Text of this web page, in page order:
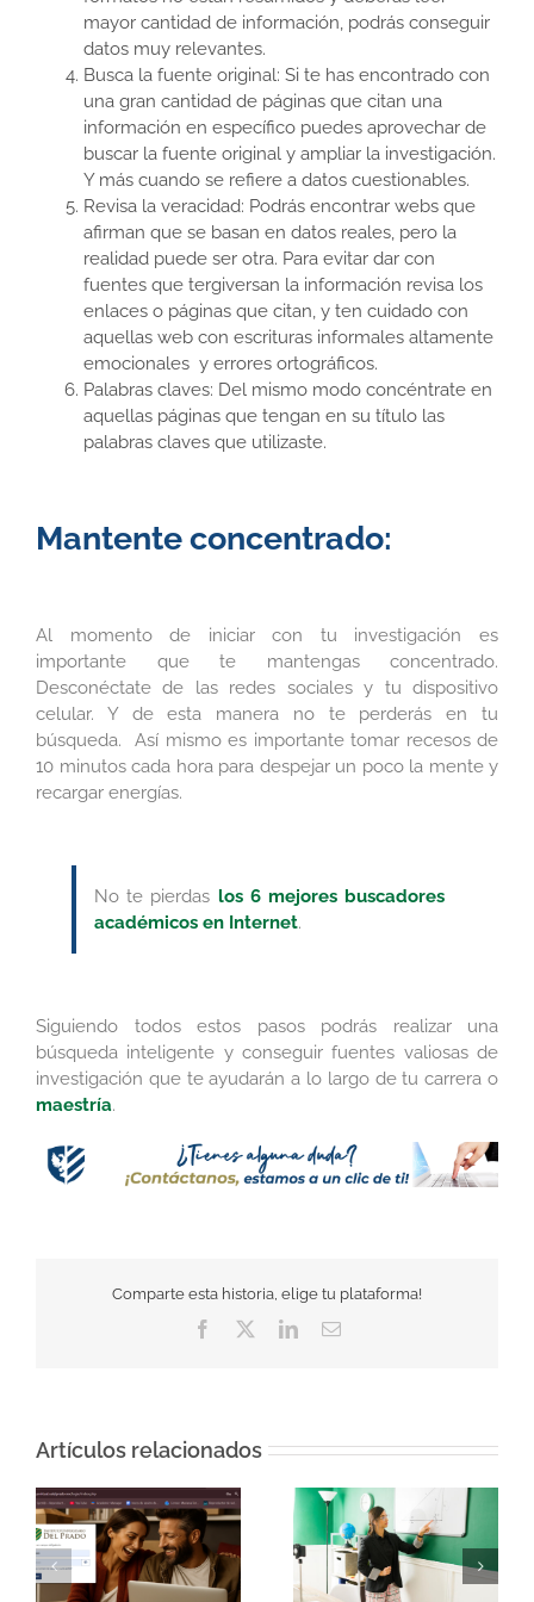
mayor cantidad de información, podrás conseguir
datos muy relevantes.
Busca la fuente original: Si te has encontrado con
una gran cantidad de páginas que citan una
información en específico puedes aprovechar de
buscar la fuente original y ampliar la investigación.
Y más cuando se refiere a datos cuestionables.
Revisa la veracidad: Podrás encontrar webs que
afirman que se basan en datos reales, pero la
realidad puede ser otra. Para evitar dar con
fuentes que tergiversan la información revisa los
enlaces o páginas que citan, y ten cuidado con
aquellas web con escrituras informales altamente
emocionales y errores ortográficos.
Palabras claves: Del mismo modo concéntrate en
aquellas páginas que tengan en su título las
palabras claves que utilizaste.
Mantente concentrado:
Al momento de iniciar con tu investigación es
importante que te mantengas concentrado.
Desconéctate de las redes sociales y tu dispositivo
celular. Y de esta manera no te perderás en tu
búsqueda. Así mismo es importante tomar recesos de
10 minutos cada hora para despejar un poco la mente y
recargar energías.
No te pierdas los 6 mejores buscadores
académicos en Internet.
Siguiendo todos estos pasos podrás realizar una
búsqueda inteligente y conseguir fuentes valiosas de
investigación que te ayudarán a lo largo de tu carrera o
maestría.
Comparte esta historia, elige tu plataforma!
Facebook
TwitterLinkedInCorreo
Artículos relacionados
Los docentes en la
educación en línea: el
¿Qué puedes estudiar
en una universidad